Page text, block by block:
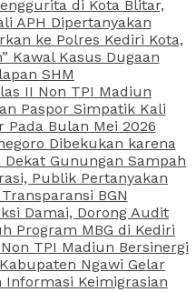
di Kota Blitar,
APH Dipertanyakan
ke Polres Kediri Kota,
Kawal Kasus Dugaan
SHM
II Non TPI Madiun
Paspor Simpatik Kali
Bulan Mei 2026
Dibekukan karena
Dekat Gunungan Sampah
Publik Pertanyakan
BGN
Damai, Dorong Audit
Program MBG di Kediri
TPI Madiun Bersinergi
Ngawi Gelar
Informasi Keimigrasian